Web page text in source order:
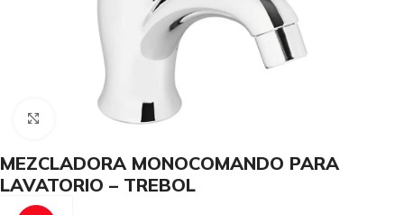
Haga Click para agrandar
MEZCLADORA MONOCOMANDO PARA
LAVATORIO – TREBOL